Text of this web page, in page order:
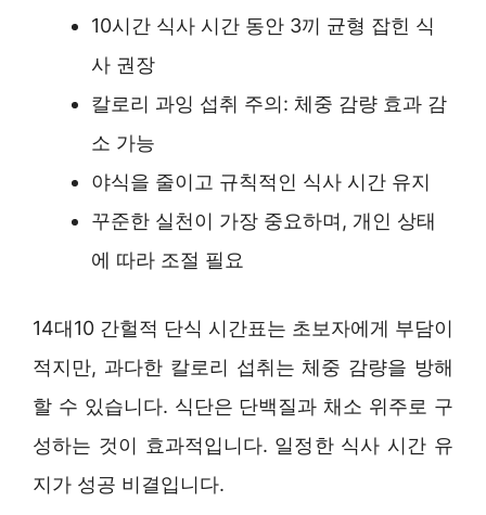
10시간 식사 시간 동안 3끼 균형 잡힌 식
사 권장
칼로리 과잉 섭취 주의: 체중 감량 효과 감
소 가능
야식을 줄이고 규칙적인 식사 시간 유지
꾸준한 실천이 가장 중요하며, 개인 상태
에 따라 조절 필요
14대10 간헐적 단식 시간표는 초보자에게 부담이
적지만, 과다한 칼로리 섭취는 체중 감량을 방해
할 수 있습니다. 식단은 단백질과 채소 위주로 구
성하는 것이 효과적입니다. 일정한 식사 시간 유
지가 성공 비결입니다.